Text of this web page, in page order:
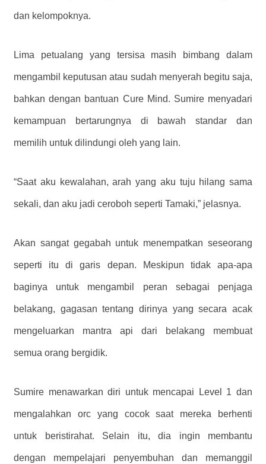
dan kelompoknya.
Lima petualang yang tersisa masih bimbang dalam
mengambil keputusan atau sudah menyerah begitu saja,
bahkan dengan bantuan Cure Mind. Sumire menyadari
kemampuan bertarungnya di bawah standar dan
memilih untuk dilindungi oleh yang lain.
“Saat aku kewalahan, arah yang aku tuju hilang sama
sekali, dan aku jadi ceroboh seperti Tamaki,” jelasnya.
Akan sangat gegabah untuk menempatkan seseorang
seperti itu di garis depan. Meskipun tidak apa-apa
baginya untuk mengambil peran sebagai penjaga
belakang, gagasan tentang dirinya yang secara acak
mengeluarkan mantra api dari belakang membuat
semua orang bergidik.
Sumire menawarkan diri untuk mencapai Level 1 dan
mengalahkan orc yang cocok saat mereka berhenti
untuk beristirahat. Selain itu, dia ingin membantu
dengan mempelajari penyembuhan dan memanggil